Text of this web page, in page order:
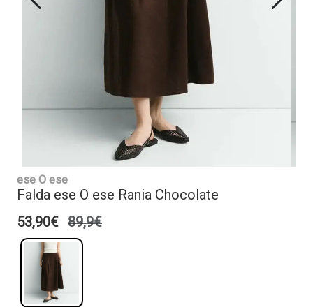
ese O ese
Falda ese O ese Rania Chocolate
53,90€ 89,9€